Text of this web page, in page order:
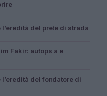
del prete di strada
Fakir: autopsia e
l’eredità del fondatore di